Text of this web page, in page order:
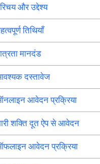
और उद्देश्य
तिथियाँ
मानदंड
दस्तावेज
आवेदन प्रक्रिया
शक्ति दूत ऐप से आवेदन
आवेदन प्रक्रिया